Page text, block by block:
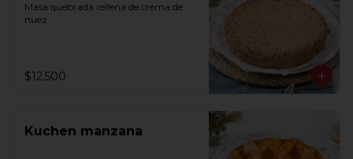
Masa quebrada rellena de crema de
nuez
$12.500
Kuchen manzana